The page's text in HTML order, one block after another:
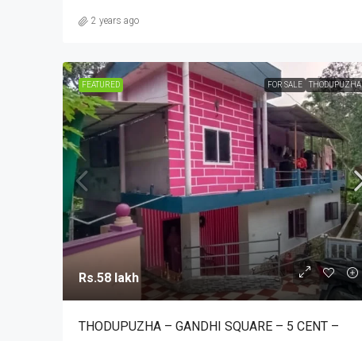
2 years ago
FEATURED FOR SALE THODUPUZHA
Rs.58 lakh
THODUPUZHA – GANDHI SQUARE – 5 CENT –